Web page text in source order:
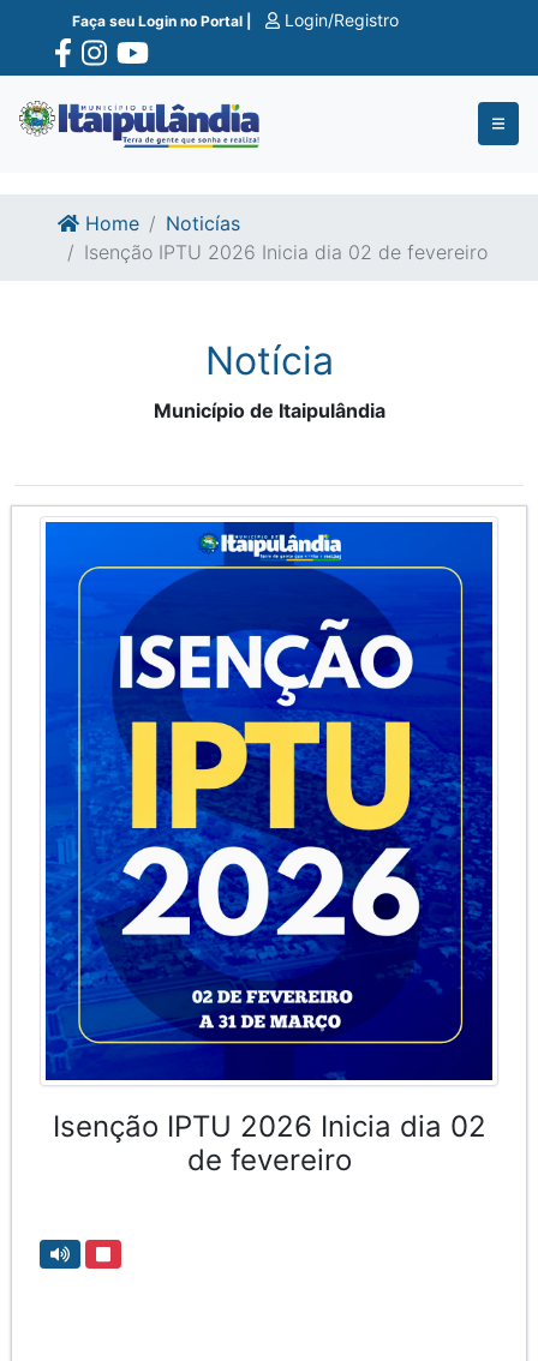
Ir para o conte�do
Ir para o fim do conte�do
Faça seu Login no Portal | Login/Registro
Home
Noticías
Isenção IPTU 2026 Inicia dia 02 de fevereiro
Notícia
Município de Itaipulândia
Isenção IPTU 2026 Inicia dia 02
de fevereiro